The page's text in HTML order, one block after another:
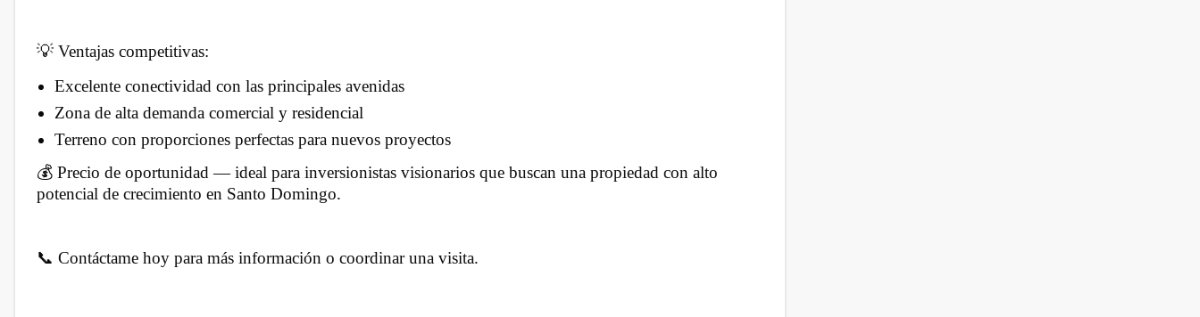
💡 Ventajas competitivas:
Excelente conectividad con las principales avenidas
Zona de alta demanda comercial y residencial
Terreno con proporciones perfectas para nuevos proyectos
💰 Precio de oportunidad — ideal para inversionistas visionarios que buscan una propiedad con alto
potencial de crecimiento en Santo Domingo.
📞 Contáctame hoy para más información o coordinar una visita.